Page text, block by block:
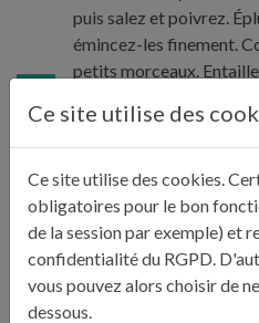
puis salez et poivrez.
émincez-les finement.
petits morceaux.
ainsi qu’un petit brin de
Déposez le gigot sur la
Laissez cuire pendant
20 minutes de cuisson,
Retirez le gigot du four
à 250°C. Enfournez-le
Ce site utilise des
Ce site utilise des cookies.
obligatoires pour le bon
de la session par exemple) et
confidentialité du RGPD.
vous pouvez alors choisir de
dessous.